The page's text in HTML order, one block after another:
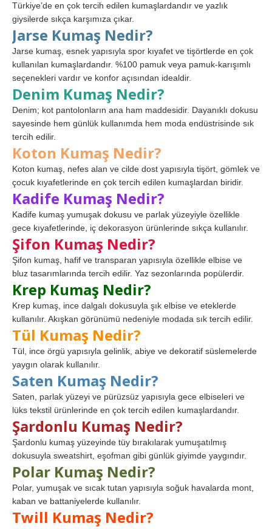
Türkiye’de en çok tercih edilen kumaşlardandır ve yazlık
giysilerde sıkça karşımıza çıkar.
Jarse Kumaş Nedir?
Jarse kumaş, esnek yapısıyla spor kıyafet ve tişörtlerde en çok
kullanılan kumaşlardandır. %100 pamuk veya pamuk-karışımlı
seçenekleri vardır ve konfor açısından idealdir.
Denim Kumaş Nedir?
Denim; kot pantolonların ana ham maddesidir. Dayanıklı dokusu
sayesinde hem günlük kullanımda hem moda endüstrisinde sık
tercih edilir.
Koton Kumaş Nedir?
Koton kumaş, nefes alan ve cilde dost yapısıyla tişört, gömlek ve
çocuk kıyafetlerinde en çok tercih edilen kumaşlardan biridir.
Kadife Kumaş Nedir?
Kadife kumaş yumuşak dokusu ve parlak yüzeyiyle özellikle
gece kıyafetlerinde, iç dekorasyon ürünlerinde sıkça kullanılır.
Şifon Kumaş Nedir?
Şifon kumaş, hafif ve transparan yapısıyla özellikle elbise ve
bluz tasarımlarında tercih edilir. Yaz sezonlarında popülerdir.
Krep Kumaş Nedir?
Krep kumaş, ince dalgalı dokusuyla şık elbise ve eteklerde
kullanılır. Akışkan görünümü nedeniyle modada sık tercih edilir.
Tül Kumaş Nedir?
Tül, ince örgü yapısıyla gelinlik, abiye ve dekoratif süslemelerde
yaygın olarak kullanılır.
Saten Kumaş Nedir?
Saten, parlak yüzeyi ve pürüzsüz yapısıyla gece elbiseleri ve
lüks tekstil ürünlerinde en çok tercih edilen kumaşlardandır.
Şardonlu Kumaş Nedir?
Şardonlu kumaş yüzeyinde tüy bırakılarak yumuşatılmış
dokusuyla sweatshirt, eşofman gibi günlük giyimde yaygındır.
Polar Kumaş Nedir?
Polar, yumuşak ve sıcak tutan yapısıyla soğuk havalarda mont,
kaban ve battaniyelerde kullanılır.
Twill Kumaş Nedir?